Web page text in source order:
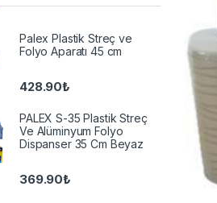
Palex Plastik Streç ve
Folyo Aparatı 45 cm
428.90₺
PALEX S-35 Plastik Streç
Ve Alüminyum Folyo
Dispanser 35 Cm Beyaz
369.90₺